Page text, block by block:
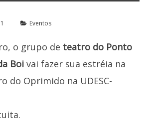
Eventos
o grupo de teatro do Ponto
Boi vai fazer sua estréia na
do Oprimido na UDESC-